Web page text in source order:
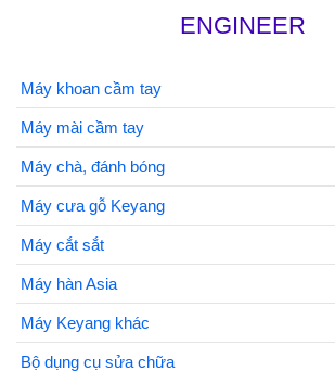
ENGINEER
Máy khoan cầm tay
Máy mài cầm tay
Máy chà, đánh bóng
Máy cưa gỗ Keyang
Máy cắt sắt
Máy hàn Asia
Máy Keyang khác
Bộ dụng cụ sửa chữa